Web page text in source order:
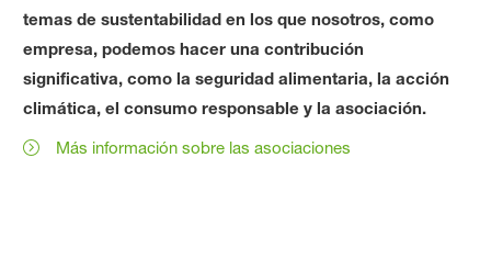
temas de sustentabilidad en los que nosotros, como
empresa, podemos hacer una contribución
significativa, como la seguridad alimentaria, la acción
climática, el consumo responsable y la asociación.
Más información sobre las asociaciones